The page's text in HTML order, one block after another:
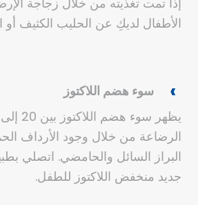
الأطفال لديكِ عن الحليب الكثيف أو
سوء هضم اللاكتوز
الرضاعة من خلال وجود الأرداف
البراز السائل والحامضي. اتصلي
جديد منخفض اللاكتوز للطفل.